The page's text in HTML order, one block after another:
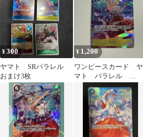
¥300
ヤマト SRパラレル
おまけ3枚
¥ 1,200
ワンピースカード ヤ
マト パラレル
OP04-112